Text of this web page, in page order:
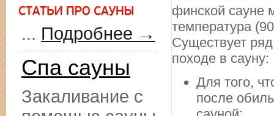
финской сауне
температура
Существует
походе в сауну:
Для того,
после
... Подробнее →
Спа сауны
Закаливание с